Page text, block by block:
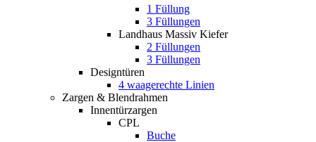
1 Füllung
3 Füllungen
Landhaus Massiv Kiefer
2 Füllungen
3 Füllungen
Designtüren
4 waagerechte Linien
Zargen & Blendrahmen
Innentürzargen
CPL
Buche